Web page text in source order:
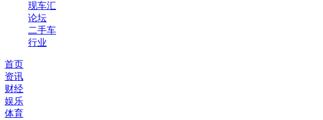
现车汇
论坛
二手车
行业
首页
资讯
财经
娱乐
体育